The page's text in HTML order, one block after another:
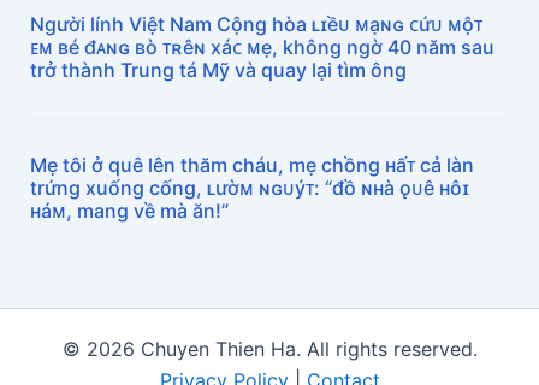
Người lính Việt Nam Cộng hòa ʟɪềᴜ ᴍạɴɢ ᴄứᴜ ᴍộᴛ
ᴇᴍ ʙé đᴀɴɢ ʙò ᴛʀêɴ xáᴄ ᴍẹ, không ngờ 40 năm sau
trở thành Trung tá Mỹ và quay lại tìm ông
Mẹ tôi ở quê lên thăm cháu, mẹ chồng ʜấᴛ cả làn
trứng xuống cống, ʟườᴍ ɴɢᴜýᴛ: “đồ ɴʜà ǫᴜê ʜôɪ
ʜáᴍ, mang về mà ăn!”
© 2026 Chuyen Thien Ha. All rights reserved.